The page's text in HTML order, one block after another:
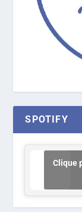
SPOTIFY
Clique